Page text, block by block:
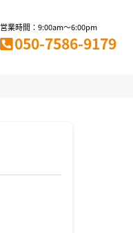
営業時間：9:00am～6:00pm
050-7586-9179